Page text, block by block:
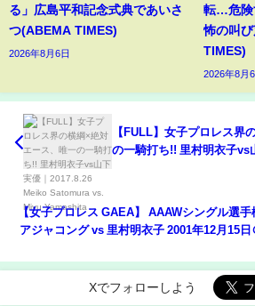
る」広島平和記念式典であいさ
つ(ABEMA TIMES)
2026年8月6日
転…危険
怖の叫
TIMES)
2026年8月
【FULL】女子プロレス界
の一騎打ち!! 里村明衣子vs
【女子プロレス GAEA】 AAAWシングル選手
アジャコング vs 里村明衣子 2001年12月15日
Xでフォローしよう